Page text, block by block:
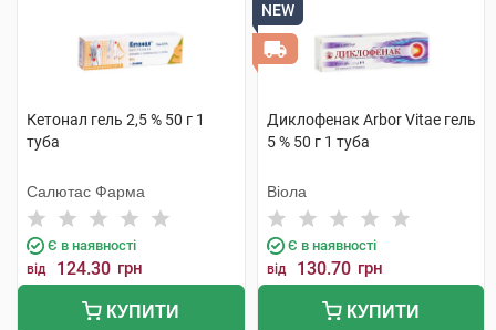
Кетонал гель 2,5 % 50 г 1
туба
Салютас Фарма
Є в наявності
від 124.30 грн
КУПИТИ
NEW
Диклофенак Arbor Vitae гель
5 % 50 г 1 туба
Віола
Є в наявності
від 130.70 грн
КУПИТИ